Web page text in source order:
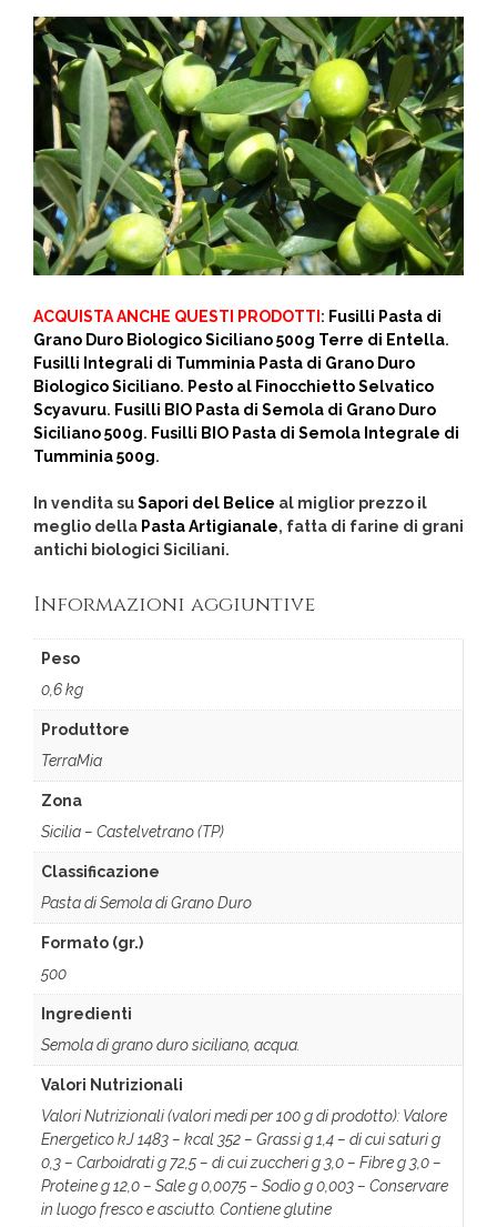
ACQUISTA ANCHE QUESTI PRODOTTI : Fusilli Pasta di
Grano Duro Biologico Siciliano 500g Terre di Entella.
Fusilli Integrali di Tumminia Pasta di Grano Duro
Biologico Siciliano. Pesto al Finocchietto Selvatico
Scyavuru. Fusilli BIO Pasta di Semola di Grano Duro
Siciliano 500g. Fusilli BIO Pasta di Semola Integrale di
Tumminia 500g.
In vendita suSapori del Belice al miglior prezzo il
meglio della Pasta Artigianale, fatta di farine di grani
antichi biologici Siciliani.
Informazioni aggiuntive
Peso
0,6 kg
Produttore
TerraMia
Zona
Sicilia – Castelvetrano (TP)
Classificazione
Pasta di Semola di Grano Duro
Formato (gr.)
500
Ingredienti
Semola di grano duro siciliano, acqua.
Valori Nutrizionali
Valori Nutrizionali (valori medi per 100 g di prodotto): Valore
Energetico kJ 1483 – kcal 352 – Grassi g 1,4 – di cui saturi g
0,3 – Carboidrati g 72,5 – di cui zuccheri g 3,0 – Fibre g 3,0 –
Proteine g 12,0 – Sale g 0,0075 – Sodio g 0,003 – Conservare
in luogo fresco e asciutto. Contiene glutine